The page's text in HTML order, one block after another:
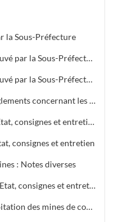
la Sous-Préfecture
P.O.S. partiel Centre Nord et Est, approuvé par la Sous-Préfecture
P.O.S. partiel Centre Nord et Est, approuvé par la Sous-Préfecture
Compagnie Houillère de Bessèges : Règlements concernant les ouvriers
H.B.C. Direction des travaux du jour : Etat, consignes et entretien des machines d'extraction
consignes et entretien
: Notes diverses
Machines d'extraction : Secteur Nord : Etat, consignes et entretien
Extrait du règlement général sur l'exploitation des mines de combustibles : décret du 13 août 1911 modifié en mai 1931